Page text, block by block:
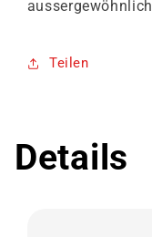
Teilen
Details